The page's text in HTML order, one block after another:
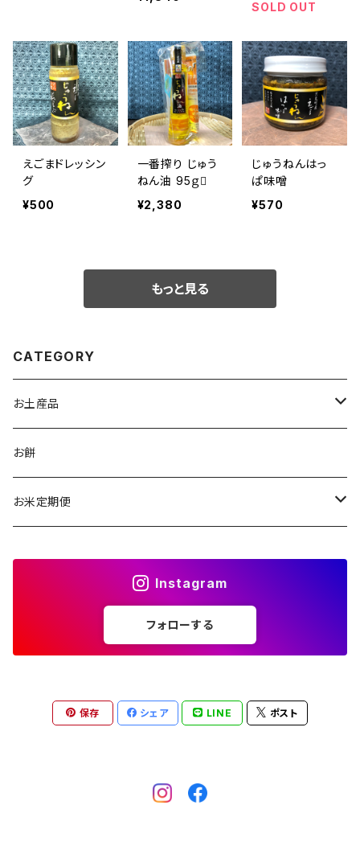
SOLD OUT
えごまドレッシン
グ
¥500
一番搾り じゅう
ねん油 95ｇ
¥2,380
じゅうねんはっ
ぱ味噌
¥570
もっと見る
CATEGORY
お土産品
食品
お菓子
お酒
お餅
お米定期便
1か月に1回 全12回
Instagram
フォローする
保存 シェア LINE ポスト